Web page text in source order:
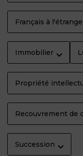
Français à
Immobilier
Propriété
Recouvrement de
Succession